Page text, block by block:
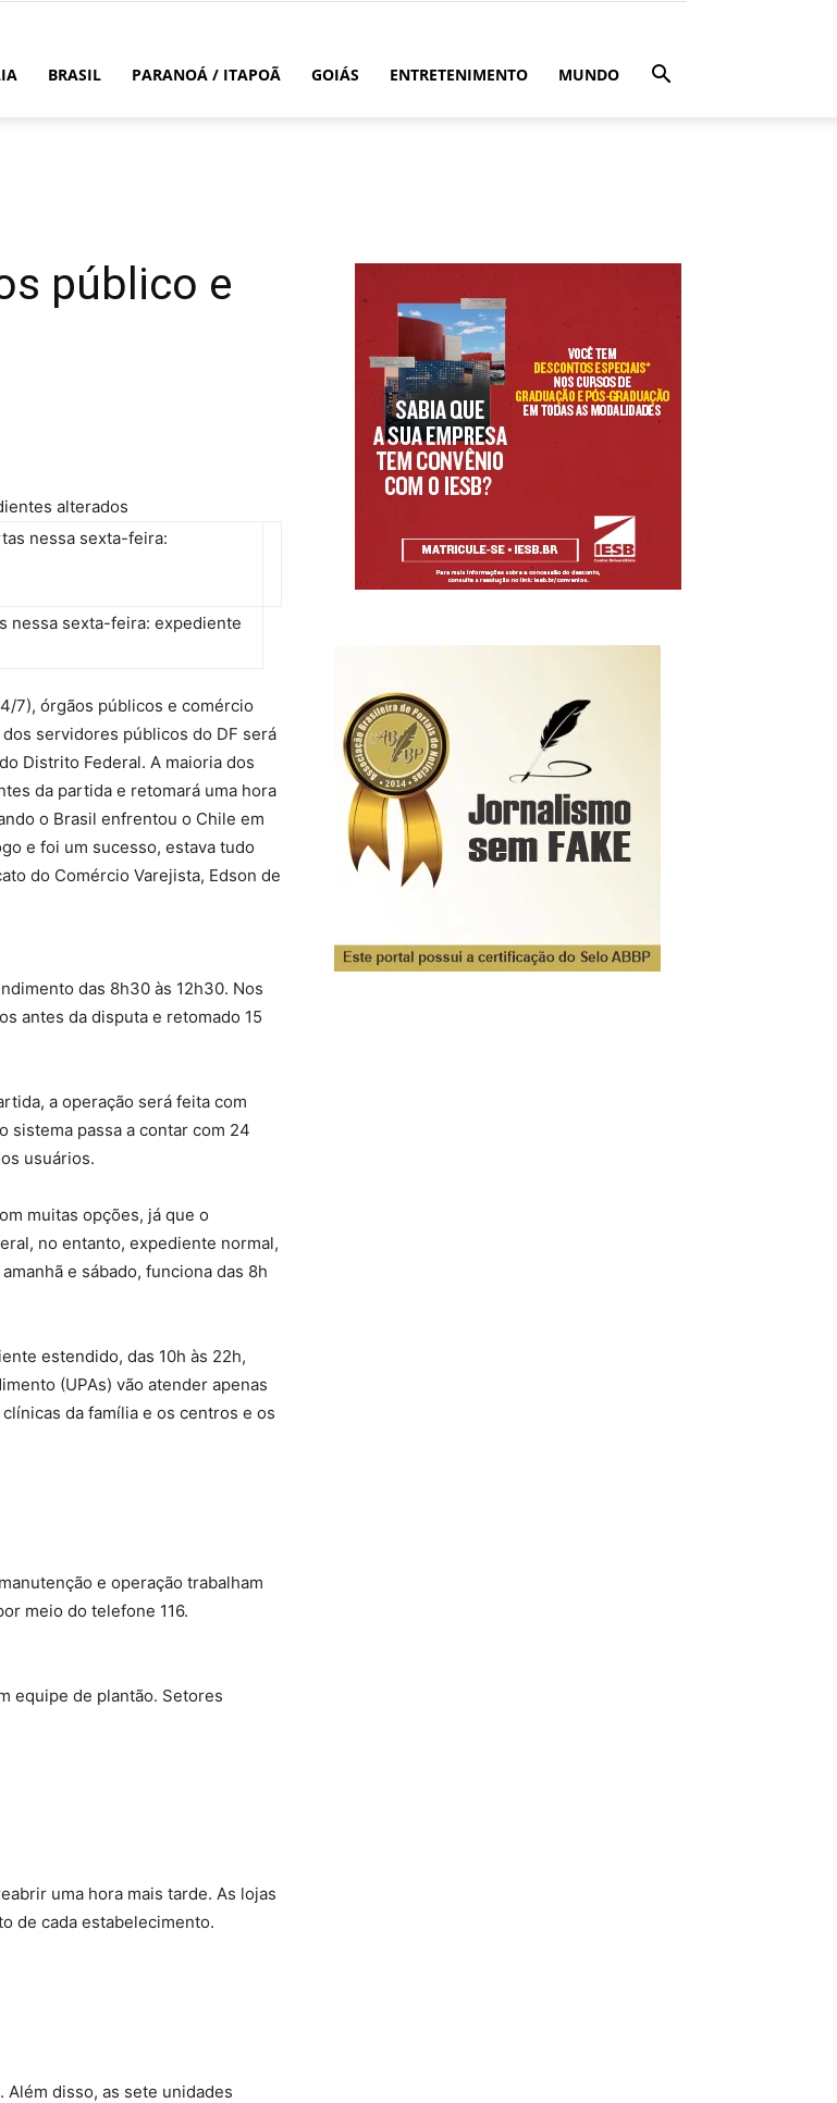
BRASIL PARANOÁ / ITAPOÃ GOIÁS ENTRETENIMENTO MUNDO
público e
alterados
nessa sexta-feira: expediente
7), órgãos públicos e comércio
servidores públicos do DF será
Distrito Federal. A maioria dos
da partida e retomará uma hora
o Brasil enfrentou o Chile em
e foi um sucesso, estava tudo
do Comércio Varejista, Edson de
das 8h30 às 12h30. Nos
antes da disputa e retomado 15
a operação será feita com
sistema passa a contar com 24
usuários.
muitas opções, já que o
no entanto, expediente normal,
e sábado, funciona das 8h
estendido, das 10h às 22h,
(UPAs) vão atender apenas
da família e os centros e os
e operação trabalham
meio do telefone 116.
equipe de plantão. Setores
uma hora mais tarde. As lojas
de cada estabelecimento.
Além disso, as sete unidades